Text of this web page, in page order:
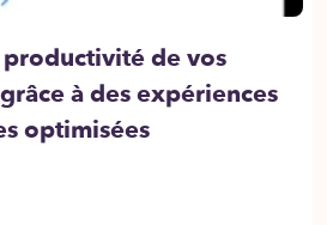
de vos
à des expériences
optimisées